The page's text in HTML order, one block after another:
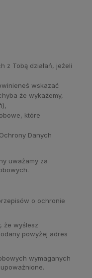
z Tobą działań, jeżeli
wskazać
że wykażemy,
które
Danych
uważamy za
o ochronie
że wyślesz
powyżej adres
wymaganych